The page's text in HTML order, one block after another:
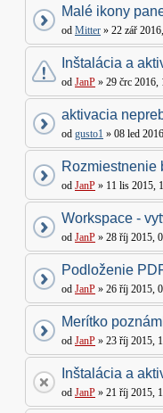
Malé ikony
od Mitter » 22 zář
Inštalácia a
od JanP » 29 črc 2016,
aktivacia
od gusto1 » 08 led
Rozmiestnenie
od JanP » 11 lis 2015,
Workspace -
od JanP » 28 říj 2015,
Podloženie
od JanP » 26 říj 2015,
Merítko
od JanP » 23 říj 2015,
Inštalácia a
od JanP » 21 říj 2015,